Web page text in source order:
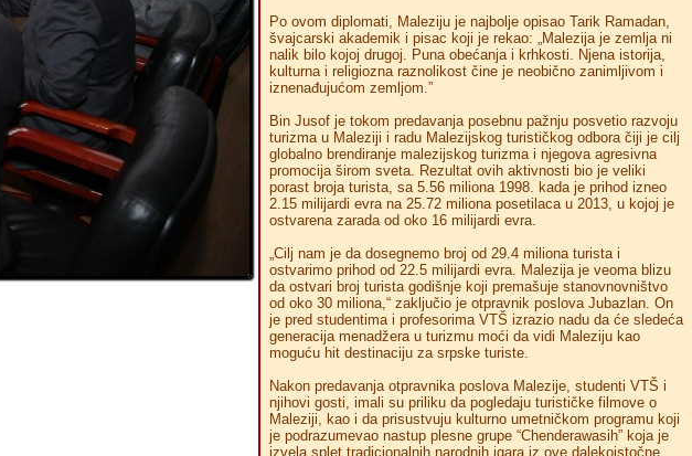
Po ovom diplomati, Maleziju je najbolje opisao Tarik Ramadan,
švajcarski akademik i pisac koji je rekao: „Malezija je zemlja ni
nalik bilo kojoj drugoj. Puna obećanja i krhkosti. Njena istorija,
kulturna i religiozna raznolikost čine je neobično zanimljivom i
iznenađujućom zemljom.”
Bin Jusof je tokom predavanja posebnu pažnju posvetio razvoju
turizma u Maleziji i radu Malezijskog turističkog odbora čiji je cilj
globalno brendiranje malezijskog turizma i njegova agresivna
promocija širom sveta. Rezultat ovih aktivnosti bio je veliki
porast broja turista, sa 5.56 miliona 1998. kada je prihod izneo
2.15 milijardi evra na 25.72 miliona posetilaca u 2013, u kojoj je
ostvarena zarada od oko 16 milijardi evra.
„Cilj nam je da dosegnemo broj od 29.4 miliona turista i
ostvarimo prihod od 22.5 milijardi evra. Malezija je veoma blizu
da ostvari broj turista godišnje koji premašuje stanovnovništvo
od oko 30 miliona,“ zaključio je otpravnik poslova Jubazlan. On
je pred studentima i profesorima VTŠ izrazio nadu da će sledeća
generacija menadžera u turizmu moći da vidi Maleziju kao
moguću hit destinaciju za srpske turiste.
Nakon predavanja otpravnika poslova Malezije, studenti VTŠ i
njihovi gosti, imali su priliku da pogledaju turističke filmove o
Maleziji, kao i da prisustvuju kulturno umetničkom programu koji
je podrazumevao nastup plesne grupe “Chenderawasih” koja je
izvela splet tradicionalnih narodnih igara iz ove dalekoistočne